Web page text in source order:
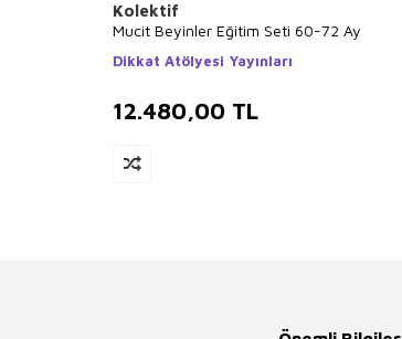
Kolektif
Mucit Beyinler Eğitim Seti 60-72 Ay
Dikkat Atölyesi Yayınları
12.480,00 TL